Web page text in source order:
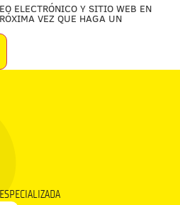
ELECTRÓNICO Y SITIO WEB EN
VEZ QUE HAGA UN